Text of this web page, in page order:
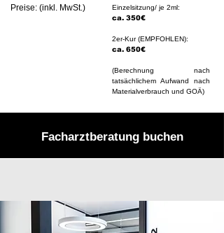
Preise: (inkl. MwSt.)
Einzelsitzung/ je 2ml:
ca. 350€
2er-Kur (EMPFOHLEN):
ca. 650€
​(Berechnung nach
tatsächlichem Aufwand nach
Materialverbrauch und GOÄ)
Facharztberatung buchen